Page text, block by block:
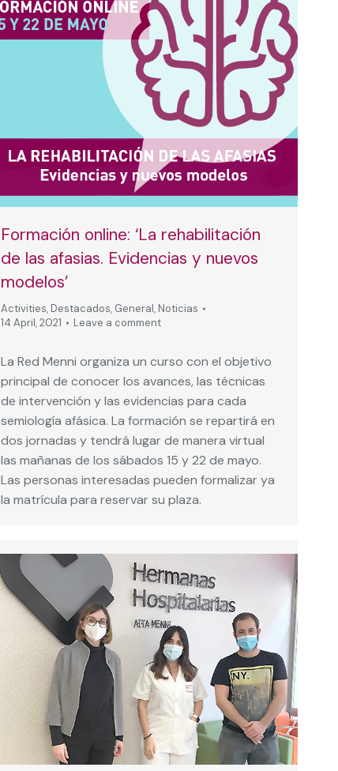
Formación online: ‘La rehabilitación
de las afasias. Evidencias y nuevos
modelos’
Activities, Destacados, General, Noticias
14 April, 2021
Leave a comment
La Red Menni organiza un curso con el objetivo
principal de conocer los avances, las técnicas
de intervención y las evidencias para cada
semiología afásica. La formación se repartirá en
dos jornadas y tendrá lugar de manera virtual
las mañanas de los sábados 15 y 22 de mayo.
Las personas interesadas pueden formalizar ya
la matrícula para reservar su plaza.